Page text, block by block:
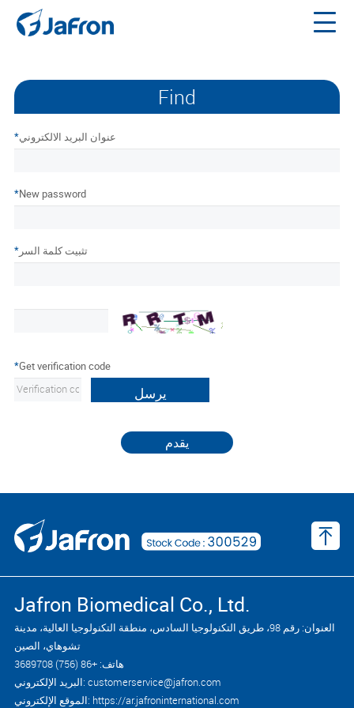
Find
*عنوان البريد الالكتروني
*New password
*تثبيت كلمة السر
*Get verification code
يرسل
يقدم
Jafron Biomedical Co., Ltd.
العنوان: رقم 98، طريق التكنولوجيا السادس، منطقة التكنولوجيا العالية، مدينة
تشوهاي، الصين
هاتف: +86 (756) 3689708
البريد الإلكتروني: customerservice@jafron.com
الموقع الإلكتروني: https://ar.jafroninternational.com